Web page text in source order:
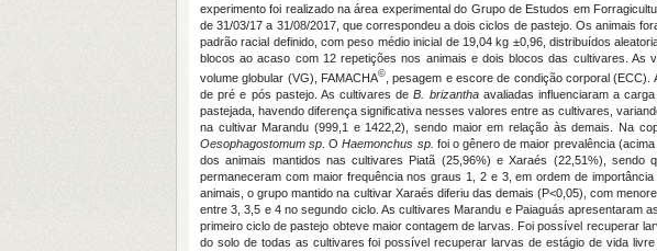
experimento foi realizado na área experimental do Grupo de Estudos em
de 31/03/17 a 31/08/2017, que correspondeu a dois ciclos de pastejo. Os animais
padrão racial definido, com peso médio inicial de 19,04 kg ±0,96, distribuídos
blocos ao acaso com 12 repetições nos animais e dois blocos das cultivares. As
volume globular (VG), FAMACHA© , pesagem e escore de condição corporal
de pré e pós pastejo. As cultivares deB. brizantha avaliadas influenciaram a
pastejada, havendo diferença significativa nesses valores entre as cultivares,
na cultivar Marandu (999,1 e 1422,2), sendo maior em relação às demais. Na
Oesophagostomum sp . OHaemonchus sp. foi o gênero de maior prevalência
dos animais mantidos nas cultivares Piatã (25,96%) e Xaraés (22,51%), sendo
permaneceram com maior frequência nos graus 1, 2 e 3, em ordem de
animais, o grupo mantido na cultivar Xaraés diferiu das demais (P<0,05), com
entre 3, 3,5 e 4 no segundo ciclo. As cultivares Marandu e Paiaguás apresentaram
primeiro ciclo de pastejo obteve maior contagem de larvas. Foi possível recuperar
do solo de todas as cultivares foi possível recuperar larvas de estágio de vida